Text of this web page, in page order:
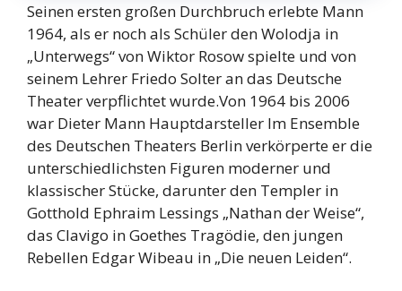
Seinen ersten großen Durchbruch erlebte Mann
1964, als er noch als Schüler den Wolodja in
„Unterwegs“ von Wiktor Rosow spielte und von
seinem Lehrer Friedo Solter an das Deutsche
Theater verpflichtet wurde.Von 1964 bis 2006
war Dieter Mann Hauptdarsteller Im Ensemble
des Deutschen Theaters Berlin verkörperte er die
unterschiedlichsten Figuren moderner und
klassischer Stücke, darunter den Templer in
Gotthold Ephraim Lessings „Nathan der Weise“,
das Clavigo in Goethes Tragödie, den jungen
Rebellen Edgar Wibeau in „Die neuen Leiden“.